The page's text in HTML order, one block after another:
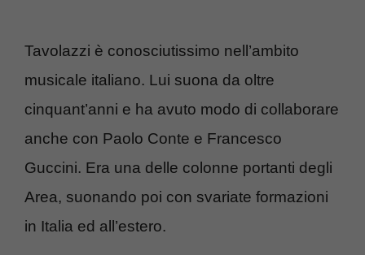
Tavolazzi è conosciutissimo nell’ambito
musicale italiano. Lui suona da oltre
cinquant’anni e ha avuto modo di collaborare
anche con Paolo Conte e Francesco
Guccini. Era una delle colonne portanti degli
Area, suonando poi con svariate formazioni
in Italia ed all’estero.